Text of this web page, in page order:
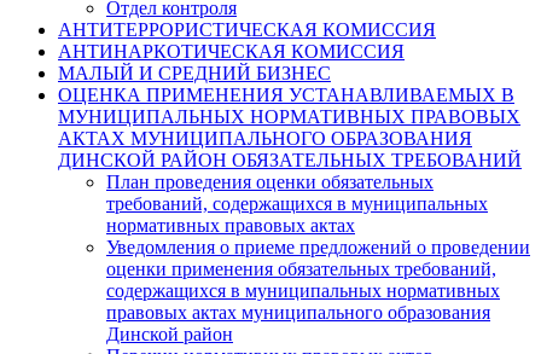
Отдел контроля
АНТИТЕРРОРИСТИЧЕСКАЯ КОМИССИЯ
АНТИНАРКОТИЧЕСКАЯ КОМИССИЯ
МАЛЫЙ И СРЕДНИЙ БИЗНЕС
ОЦЕНКА ПРИМЕНЕНИЯ УСТАНАВЛИВАЕМЫХ В
МУНИЦИПАЛЬНЫХ НОРМАТИВНЫХ ПРАВОВЫХ
АКТАХ МУНИЦИПАЛЬНОГО ОБРАЗОВАНИЯ
ДИНСКОЙ РАЙОН ОБЯЗАТЕЛЬНЫХ ТРЕБОВАНИЙ
План проведения оценки обязательных
требований, содержащихся в муниципальных
нормативных правовых актах
Уведомления о приеме предложений о проведении
оценки применения обязательных требований,
содержащихся в муниципальных нормативных
правовых актах муниципального образования
Динской район